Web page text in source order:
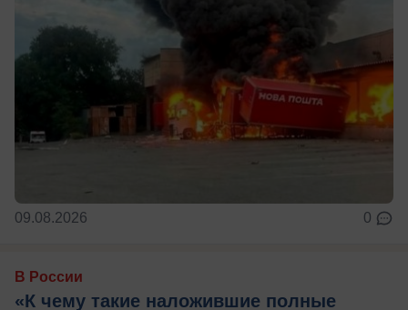
09.08.2026 0
В России
«К чему такие наложившие полные